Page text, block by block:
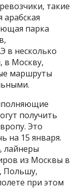
такие
арабская
парка
в несколько
в Москву,
маршруты
получить
Это
на 15 января.
лайнеры
из Москвы в
Польшу,
при этом